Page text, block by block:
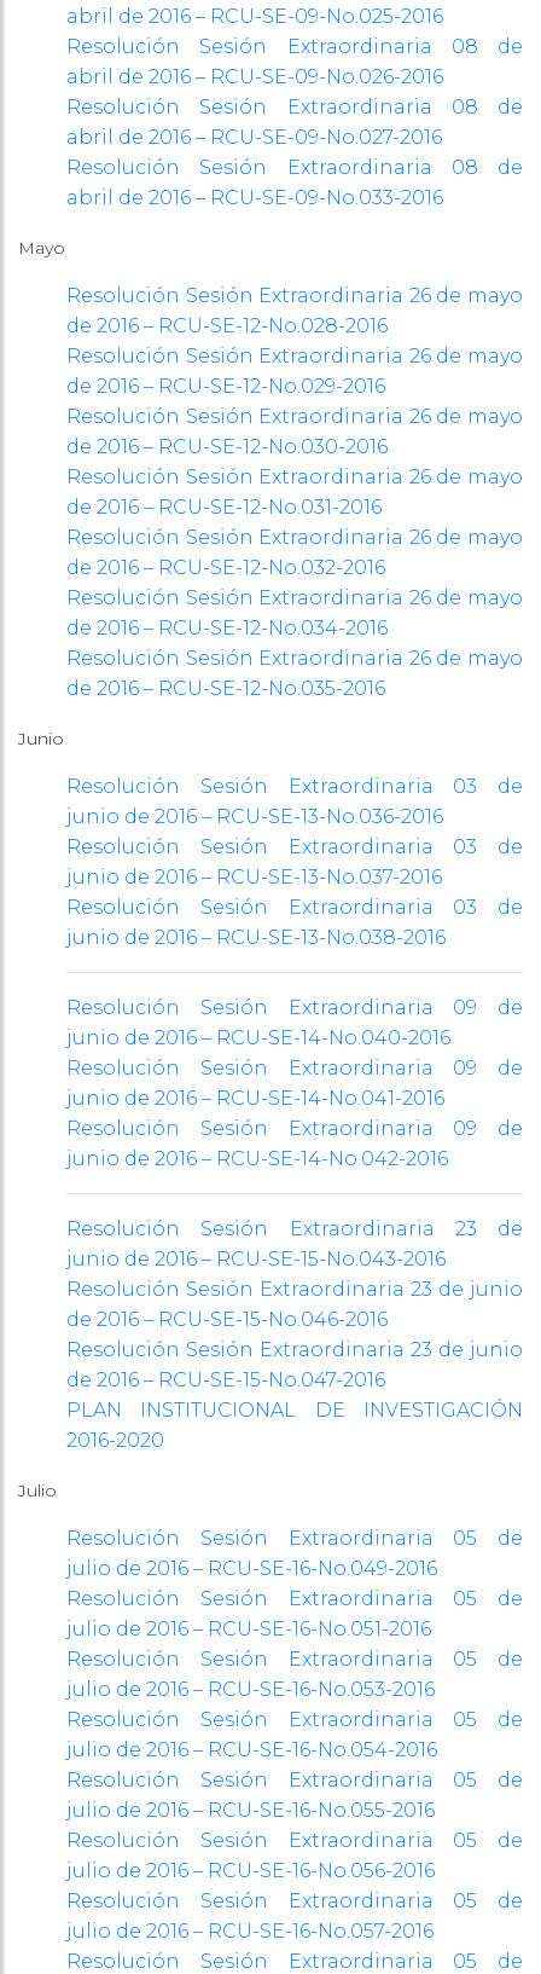
abril de 2016 – RCU-SE-09-No.025-2016
Resolución Sesión Extraordinaria 08 de
abril de 2016 – RCU-SE-09-No.026-2016
Resolución Sesión Extraordinaria 08 de
abril de 2016 – RCU-SE-09-No.027-2016
Resolución Sesión Extraordinaria 08 de
abril de 2016 – RCU-SE-09-No.033-2016
Mayo
Resolución Sesión Extraordinaria 26 de mayo
de 2016 – RCU-SE-12-No.028-2016
Resolución Sesión Extraordinaria 26 de mayo
de 2016 – RCU-SE-12-No.029-2016
Resolución Sesión Extraordinaria 26 de mayo
de 2016 – RCU-SE-12-No.030-2016
Resolución Sesión Extraordinaria 26 de mayo
de 2016 – RCU-SE-12-No.031-2016
Resolución Sesión Extraordinaria 26 de mayo
de 2016 – RCU-SE-12-No.032-2016
Resolución Sesión Extraordinaria 26 de mayo
de 2016 – RCU-SE-12-No.034-2016
Resolución Sesión Extraordinaria 26 de mayo
de 2016 – RCU-SE-12-No.035-2016
Junio
Resolución Sesión Extraordinaria 03 de
junio de 2016 – RCU-SE-13-No.036-2016
Resolución Sesión Extraordinaria 03 de
junio de 2016 – RCU-SE-13-No.037-2016
Resolución Sesión Extraordinaria 03 de
junio de 2016 – RCU-SE-13-No.038-2016
Resolución Sesión Extraordinaria 09 de
junio de 2016 – RCU-SE-14-No.040-2016
Resolución Sesión Extraordinaria 09 de
junio de 2016 – RCU-SE-14-No.041-2016
Resolución Sesión Extraordinaria 09 de
junio de 2016 – RCU-SE-14-No.042-2016
Resolución Sesión Extraordinaria 23 de
junio de 2016 – RCU-SE-15-No.043-2016
Resolución Sesión Extraordinaria 23 de junio
de 2016 – RCU-SE-15-No.046-2016
Resolución Sesión Extraordinaria 23 de junio
de 2016 – RCU-SE-15-No.047-2016
PLAN INSTITUCIONAL DE INVESTIGACIÓN
2016-2020
Julio
Resolución Sesión Extraordinaria 05 de
julio de 2016 – RCU-SE-16-No.049-2016
Resolución Sesión Extraordinaria 05 de
julio de 2016 – RCU-SE-16-No.051-2016
Resolución Sesión Extraordinaria 05 de
julio de 2016 – RCU-SE-16-No.053-2016
Resolución Sesión Extraordinaria 05 de
julio de 2016 – RCU-SE-16-No.054-2016
Resolución Sesión Extraordinaria 05 de
julio de 2016 – RCU-SE-16-No.055-2016
Resolución Sesión Extraordinaria 05 de
julio de 2016 – RCU-SE-16-No.056-2016
Resolución Sesión Extraordinaria 05 de
julio de 2016 – RCU-SE-16-No.057-2016
Resolución Sesión Extraordinaria 05 de